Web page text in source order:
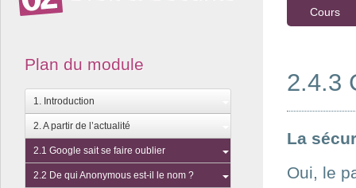
Plan du module
1. Introduction
2. A partir de l’actualité
2.1 Google sait se faire oublier
2.2 De qui Anonymous est-il le nom ?
Cours
2.4.3
La
Oui, le